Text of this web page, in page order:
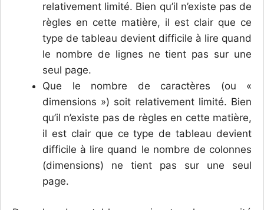
relativement limité. Bien qu’il n’existe pas de
règles en cette matière, il est clair que ce
type de tableau devient difficile à lire quand
le nombre de lignes ne tient pas sur une
seul page.
Que le nombre de caractères (ou «
dimensions ») soit relativement limité. Bien
qu’il n’existe pas de règles en cette matière,
il est clair que ce type de tableau devient
difficile à lire quand le nombre de colonnes
(dimensions) ne tient pas sur une seul
page.